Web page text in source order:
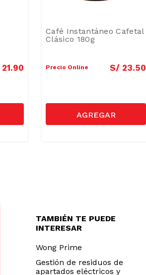
21.90
Café Instantáneo Cafetal
Clásico 180g
Precio Online S/ 23.50
TAMBIÉN TE PUEDE
INTERESAR
Wong Prime
Gestión de residuos de
apartados eléctricos y